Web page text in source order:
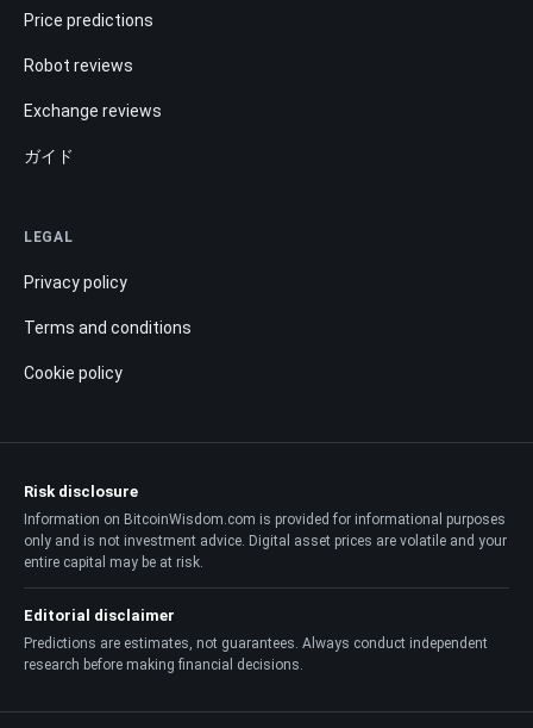
Price predictions
Robot reviews
Exchange reviews
ガイド
LEGAL
Privacy policy
Terms and conditions
Cookie policy
Risk disclosure
Information on BitcoinWisdom.com is provided for informational purposes
only and is not investment advice. Digital asset prices are volatile and your
entire capital may be at risk.
Editorial disclaimer
Predictions are estimates, not guarantees. Always conduct independent
research before making financial decisions.